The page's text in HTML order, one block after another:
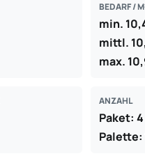
BEDARF /
min.
mittl.
max.
ANZAHL
Paket:
Palette: